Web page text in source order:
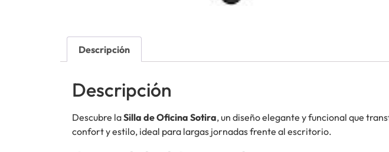
Descripción
Descripción
Descubre laSilla de Oficina Sotira, un diseño elegante y funcional que
confort y estilo, ideal para largas jornadas frente al escritorio.